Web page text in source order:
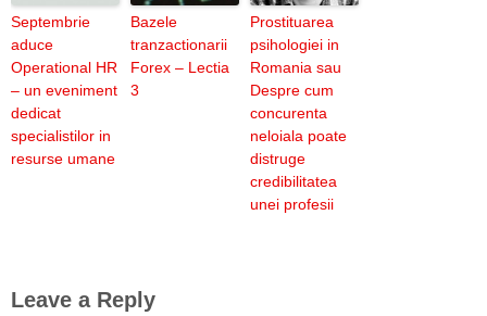
Septembrie
aduce
Operational HR
– un eveniment
dedicat
specialistilor in
resurse umane
Bazele
tranzactionarii
Forex – Lectia
3
Prostituarea
psihologiei in
Romania sau
Despre cum
concurenta
neloiala poate
distruge
credibilitatea
unei profesii
Leave a Reply